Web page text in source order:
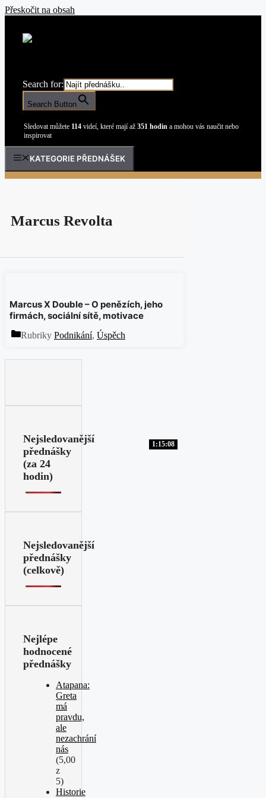
Přeskočit na obsah
Search for:
Search Button
Sledovat můžete 114 videí, které mají až 351 hodin a mohou vás naučit nebo
inspirovat
KATEGORIE PŘEDNÁŠEK
Marcus Revolta
1:15:08
Marcus X Double – O penězích, jeho
firmách, sociální sítě, motivace
Rubriky Podnikání, Úspěch
Nejsledovanější
přednášky
(za 24
hodin)
Nejsledovanější
přednášky
(celkově)
Nejlépe
hodnocené
přednášky
Atapana:
Greta
má
pravdu,
ale
nezachrání
nás
(5,00
z
5)
Historie